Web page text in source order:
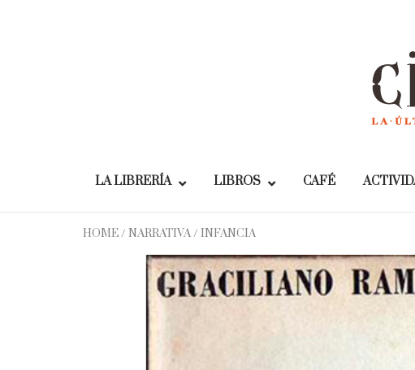
LA LIBRERÍA LIBROS CAFÉ
HOME/ NARRATIVA/ INFANCIA